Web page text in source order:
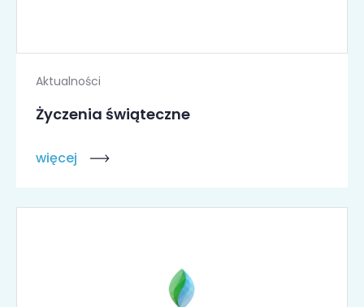
Aktualności
Życzenia świąteczne
więcej